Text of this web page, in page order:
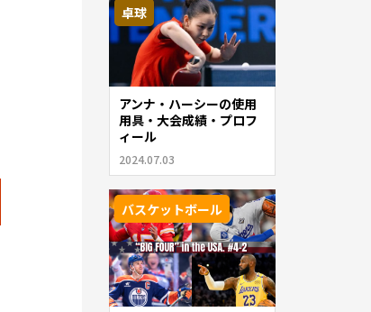
卓球
アンナ・ハーシーの使用
用具・大会成績・プロフ
ィール
2024.07.03
バスケットボール